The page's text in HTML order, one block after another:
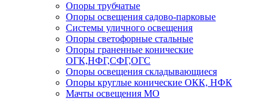
Опоры трубчатые
Опоры освещения садово-парковые
Системы уличного освещения
Опоры светофорные стальные
Опоры граненные конические
ОГК,НФГ,СФГ,ОГС
Опоры освещения складывающиеся
Опоры круглые конические ОКК, НФК
Мачты освещения МО